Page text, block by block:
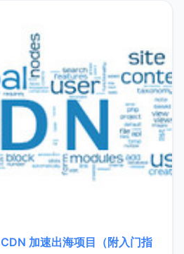
加速出海项目（附入门指